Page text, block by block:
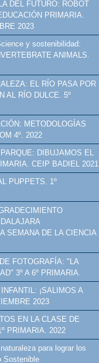
DEL FUTURO: ROBOT
PRIMARIA.
2023
y sostenibilidad:
ANIMALS.
EL RÍO PASA POR
AL RÍO DULCE. 5º
METODOLOGÍAS
4º. 2022
DIBUJAMOS EL
CEIP BADIEL 2021
PUPPETS. 1º
SEMANA DE LA CIENCIA
FOTOGRAFÍA: "LA
3º A 6º PRIMARIA.
¡SALIMOS A
2023
EN LA CLASE DE
PRIMARIA. 2022
para lograr los
Sostenible